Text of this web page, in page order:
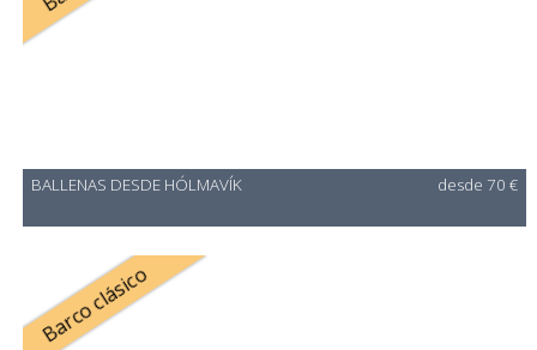
BALLENAS DESDE HÓLMAVÍK desde 70 €
Barco clásico